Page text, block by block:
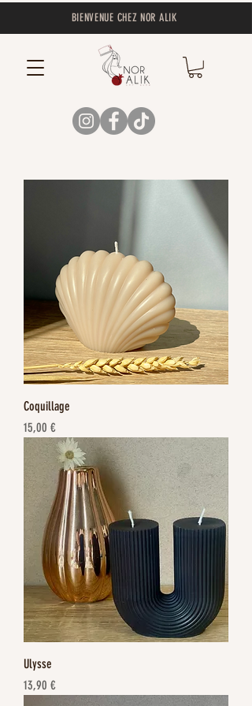
BIENVENUE CHEZ NOR ALIK
Coquillage
Prix
15,00 €
Ulysse
Prix
13,90 €